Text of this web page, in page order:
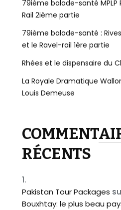
79ième balade-santé MPLP
Rail 2ième partie
79ième balade-santé :
et le Ravel-rail 1ère partie
Rhées et le dispensaire du
La Royale Dramatique
Louis Demeuse
RÉCENTS
Pakistan Tour Packages
Bouxhtay: le plus beau